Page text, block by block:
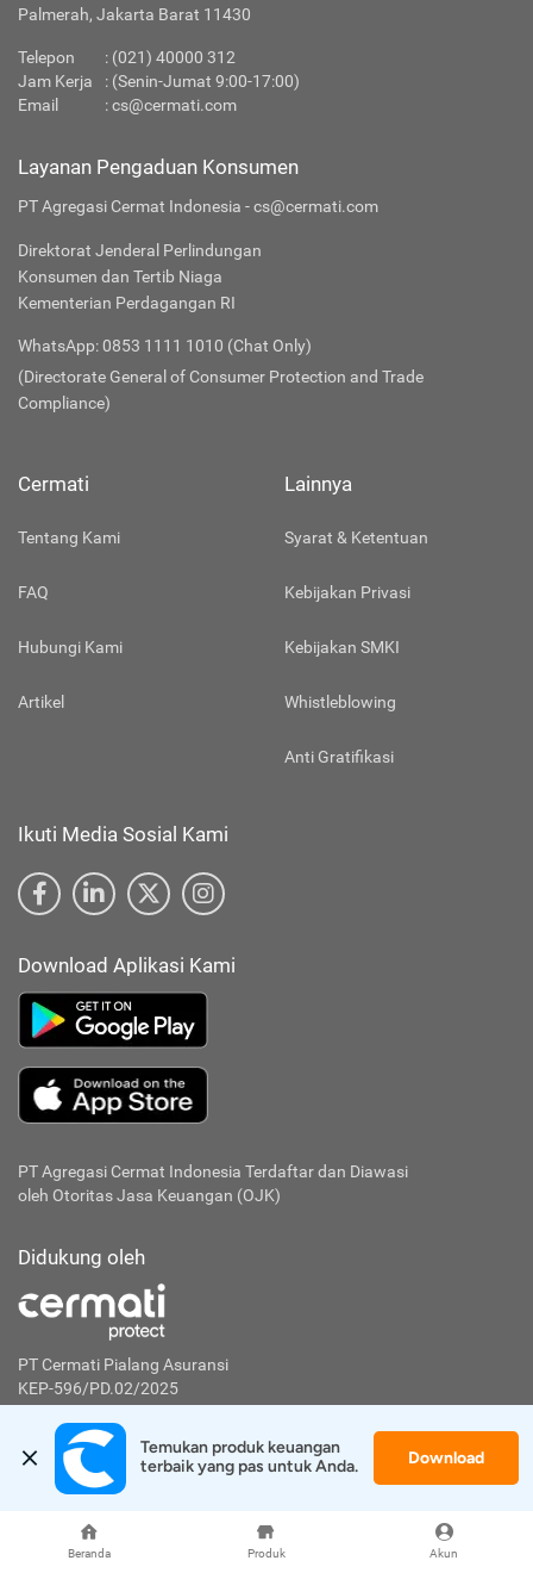
Beranda Produk Akun
Palmerah, Jakarta Barat 11430
Telepon : (021) 40000 312
Jam Kerja
: (Senin-Jumat 9:00-17:00)
Email
:cs@cermati.com
Layanan Pengaduan Konsumen
PT Agregasi Cermat Indonesia - cs@cermati.com
Direktorat Jenderal Perlindungan
Konsumen dan Tertib Niaga
Kementerian Perdagangan RI
WhatsApp: 0853 1111 1010 (Chat Only)
(Directorate General of Consumer Protection and Trade
Compliance)
Cermati
Tentang Kami
FAQ
Hubungi Kami
Artikel
Lainnya
Syarat & Ketentuan
Kebijakan Privasi
Kebijakan SMKI
Whistleblowing
Anti Gratifikasi
Ikuti Media Sosial Kami
Download Aplikasi Kami
PT Agregasi Cermat Indonesia Terdaftar dan Diawasi
oleh Otoritas Jasa Keuangan (OJK)
Didukung oleh
PT Cermati Pialang Asuransi
KEP-596/PD.02/2025
Didukung oleh
PT Artha Investa Teknologi
KEP-7/PM.21/2021
Temukan produk keuangan
terbaik yang pas untuk Anda.
Download